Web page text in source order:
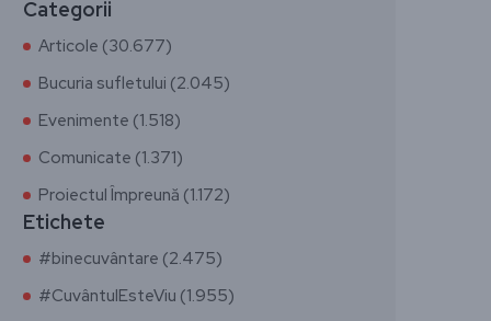
Categorii
Articole (30.677)
Bucuria sufletului (2.045)
Evenimente (1.518)
Comunicate (1.371)
Proiectul Împreună (1.172)
Etichete
#binecuvântare (2.475)
#CuvântulEsteViu (1.955)